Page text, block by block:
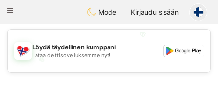
EkteNordmenn
Toggle
Mode Kirjaudu sisään
💖
💕
Löydä täydellinen kumppani
Lataa deittisovelluksemme nyt!